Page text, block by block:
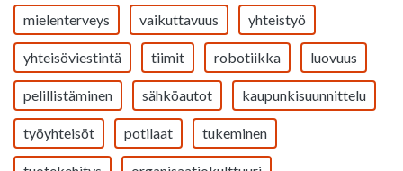
mielenterveys vaikuttavuus yhteistyö
yhteisöviestintä tiimit robotiikka luovuus
pelillistäminen sähköautot kaupunkisuunnittelu
työyhteisöt potilaat tukeminen